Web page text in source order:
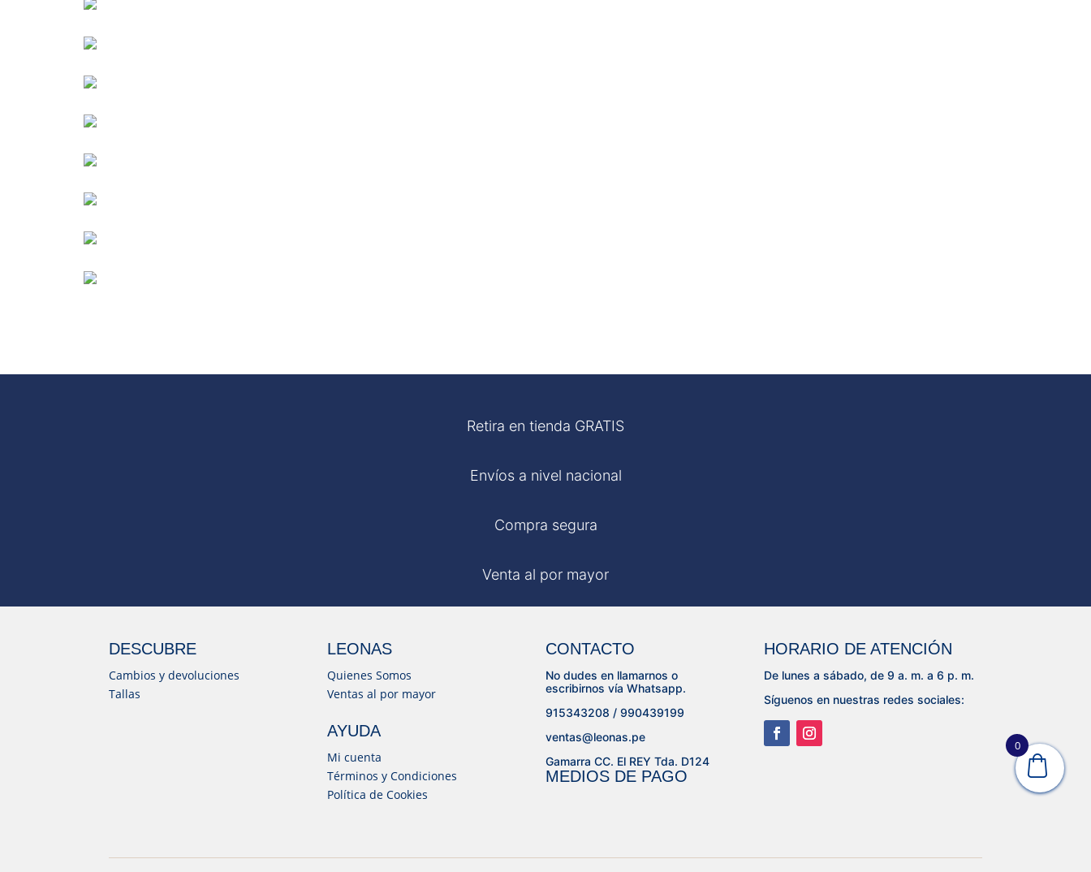
Retira en tienda GRATIS
Envíos a nivel nacional
Compra segura
Venta al por mayor
DESCUBRE
Cambios y devoluciones
Tallas
LEONAS
Quienes Somos
Ventas al por mayor
AYUDA
Mi cuenta
Términos y Condiciones
Política de Cookies
CONTACTO
No dudes en llamarnos o
escribirnos vía Whatsapp.
915343208 / 990439199
ventas@leonas.pe
Gamarra CC. El REY Tda. D124
MEDIOS DE PAGO
HORARIO DE ATENCIÓN
De lunes a sábado, de 9 a. m. a 6 p. m.
Síguenos en nuestras redes sociales:
0